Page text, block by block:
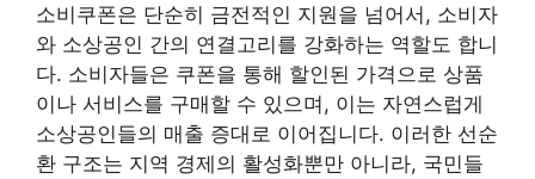
소비쿠폰은 단순히 금전적인 지원을 넘어서, 소비자
와 소상공인 간의 연결고리를 강화하는 역할도 합니
다. 소비자들은 쿠폰을 통해 할인된 가격으로 상품
이나 서비스를 구매할 수 있으며, 이는 자연스럽게
소상공인들의 매출 증대로 이어집니다. 이러한 선순
환 구조는 지역 경제의 활성화뿐만 아니라, 국민들